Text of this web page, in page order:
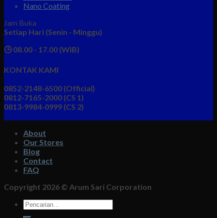
Nano Coating
Jam Buka
Setiap Hari (Senin - Minggu)
🕒 08.00 - 17.00 (WIB)
KONTAK KAMI
0852-2148-6500 (Official)
0812-7165-2000 (CS 1)
0813-9984-0999 (CS 2)
About
Our Stores
Blog
Contact
FAQ
Copyright 2026 © Arum Sari Corporation
Pencarian
untuk: